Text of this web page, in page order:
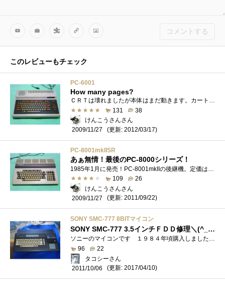
コメントする
このレビューもチェック
PC-6001
How many pages?
ＣＲＴは壊れましたが本体はまだ動きます。カートレッジはクイーンオセロと拡張ＲＡＭカードがあります。CPUμPD780C-1（Z80-A互換）3.993600MHzRAM16KB�...
131
38
けんこうさんさん
2009/11/27
(更新: 2012/03/17)
PC-8001mkIISR
あぁ無情！最後のPC-8000シリーズ！
109
26
けんこうさんさん
2009/11/27
(更新: 2011/09/22)
SONY SMC-777 8BITマイコン
SONY SMC-777 3.5インチＦＤＤ修理＼(^_^)／
ソニーのマイコンです １９８４年頃購入しました本体とモニター（ＫＸ－１３ＣＤ１）、プリンター（ＳＭＩ－７２０）も購入しています以下�...
96
22
タコシーさん
2011/10/06
(更新: 2017/04/10)